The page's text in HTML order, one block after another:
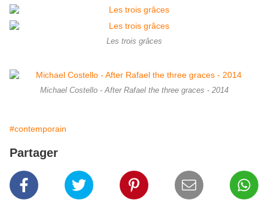
Les trois grâces
Michael Costello - After Rafael the three graces - 2014
#contemporain
Partager